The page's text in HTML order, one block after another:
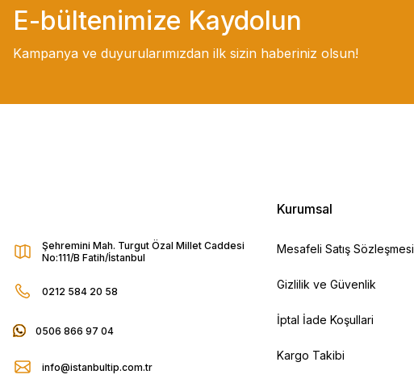
E-bültenimize Kaydolun
Kampanya ve duyurularımızdan ilk sizin haberiniz olsun!
Şehremini Mah. Turgut Özal Millet Caddesi
No:111/B Fatih/İstanbul
0212 584 20 58
0506 866 97 04
info@istanbultip.com.tr
Kurumsal
Mesafeli Satış Sözleşmesi
Gizlilik ve Güvenlik
İptal İade Koşullari
Kargo Takibi